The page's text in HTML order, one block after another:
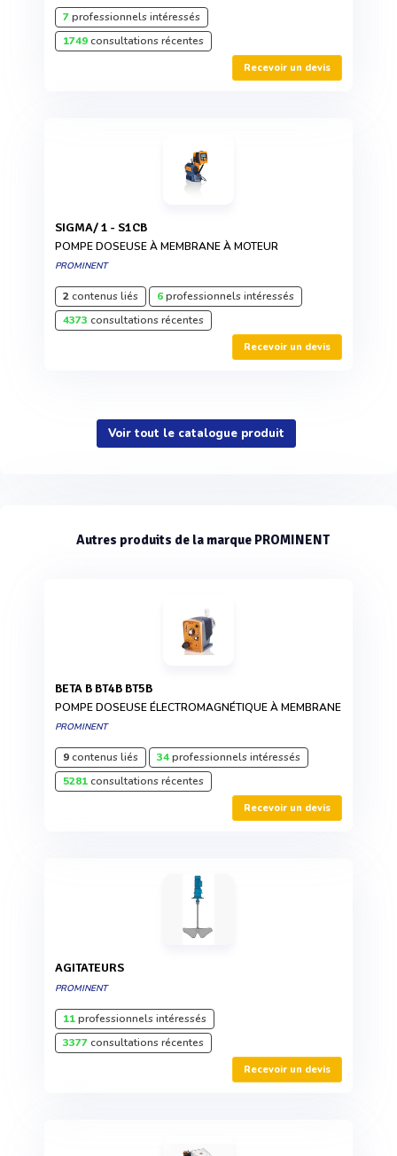
7professionnels intéressés
1749consultations récentes
Recevoir un devis
SIGMA/ 1 - S1CB
POMPE DOSEUSE À MEMBRANE À MOTEUR
PROMINENT
2contenus liés 6professionnels intéressés
4373 consultations récentes
Recevoir un devis
Voir tout le catalogue produit
Autres produits de la marque PROMINENT
BETA B BT4B BT5B
POMPE DOSEUSE ÉLECTROMAGNÉTIQUE À MEMBRANE
PROMINENT
9contenus liés 34professionnels intéressés
5281consultations récentes
Recevoir un devis
AGITATEURS
PROMINENT
11professionnels intéressés
3377consultations récentes
Recevoir un devis